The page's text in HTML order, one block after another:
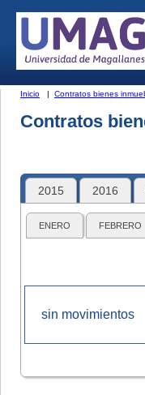
Inicio | Contratos bienes
Contratos
2015 2016
ENERO FEBRERO
sin movimientos